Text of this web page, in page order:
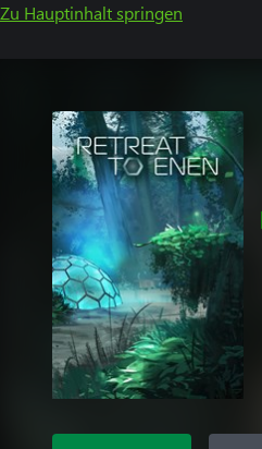
Zu Hauptinhalt springen